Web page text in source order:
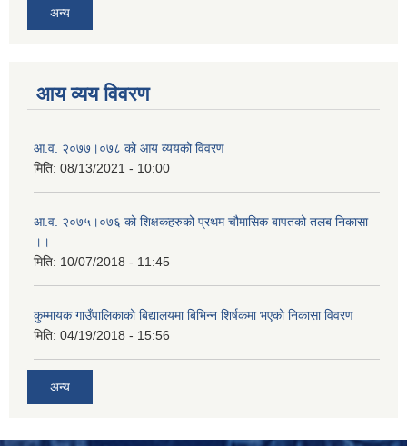
अन्य
आय व्यय विवरण
आ.व. २०७७।०७८ को आय व्ययको विवरण
मिति: 08/13/2021 - 10:00
आ.व. २०७५।०७६ को शिक्षकहरुको प्रथम चौमासिक बापतको तलब निकासा
।।
मिति: 10/07/2018 - 11:45
कुम्मायक गाउँपालिकाको बिद्यालयमा बिभिन्न शिर्षकमा भएको निकासा विवरण
मिति: 04/19/2018 - 15:56
अन्य